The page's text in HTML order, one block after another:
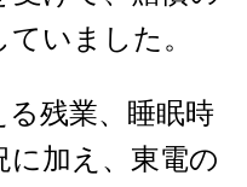
いました。
残業、睡眠時
に加え、東電の